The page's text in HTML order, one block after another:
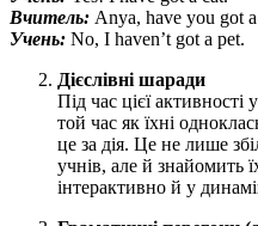
Вчитель: Anya, have you got
Учень: No, I haven’t got a pet.
Дієслівні шаради
Під час цієї активності
той час як їхні
це за дія. Це не лише
учнів, але й знайомить
інтерактивно й у